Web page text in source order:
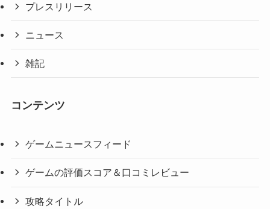
プレスリリース
ニュース
雑記
コンテンツ
ゲームニュースフィード
ゲームの評価スコア＆口コミレビュー
攻略タイトル